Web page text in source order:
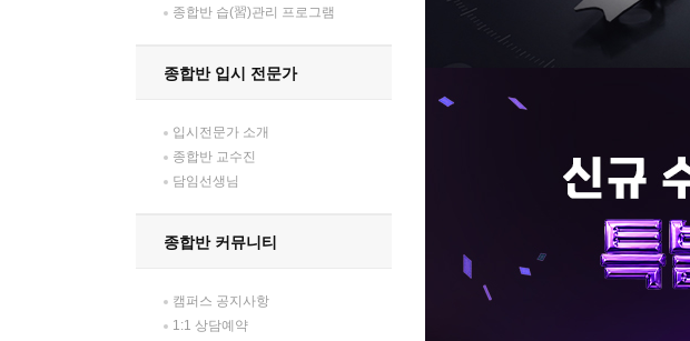
종합반 습(習)관리 프로그램
종합반 입시 전문가
입시전문가 소개
종합반 교수진
담임선생님
종합반 커뮤니티
캠퍼스 공지사항
1:1 상담예약